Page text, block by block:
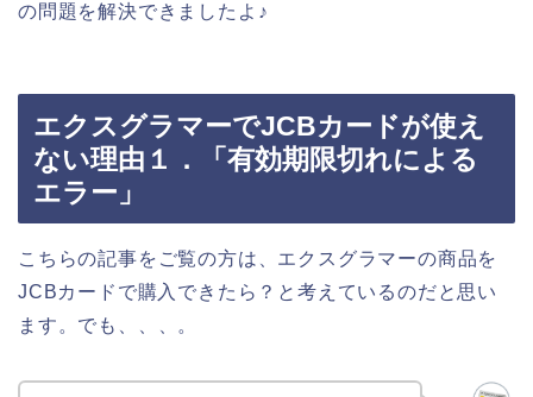
の問題を解決できましたよ♪
エクスグラマーでJCBカードが使え
ない理由１．「有効期限切れによる
エラー」
こちらの記事をご覧の方は、エクスグラマーの商品を
JCBカードで購入できたら？と考えているのだと思い
ます。でも、、、。